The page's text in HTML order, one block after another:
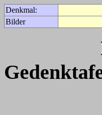
Denkmal:
Bilder
(Für